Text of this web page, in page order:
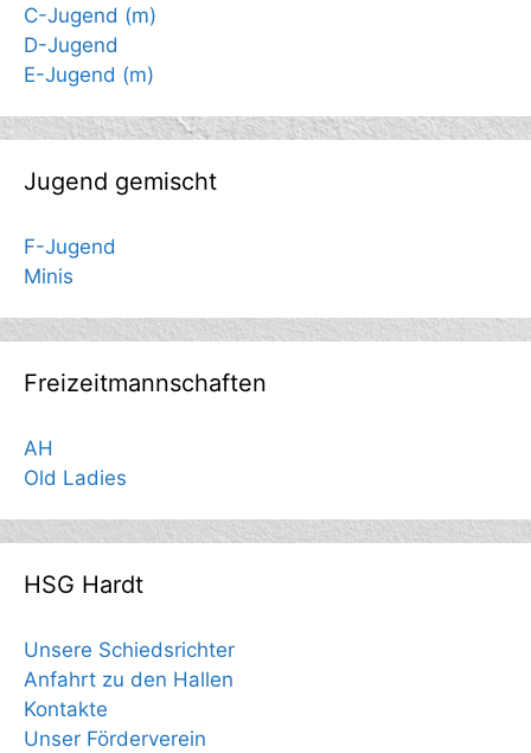
C-Jugend (m)
D-Jugend
E-Jugend (m)
Jugend gemischt
F-Jugend
Minis
Freizeitmannschaften
AH
Old Ladies
HSG Hardt
Unsere Schiedsrichter
Anfahrt zu den Hallen
Kontakte
Unser Förderverein